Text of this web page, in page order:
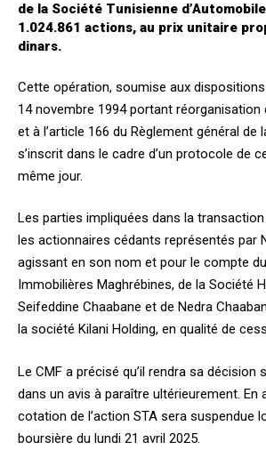
de la Société Tunisienne
1.024.861 actions, au prix unitaire
dinars.
Cette opération, soumise aux
14 novembre 1994 portant réorganisation
et à l’article 166 du Règlement général de
s’inscrit dans le cadre d’un protocole de
même jour.
Les parties impliquées dans la transaction
les actionnaires cédants représentés par
agissant en son nom et pour le compte
Immobilières Maghrébines, de la Société
Seifeddine Chaabane et de Nedra
la société Kilani Holding, en qualité de
Le CMF a précisé qu’il rendra sa décision
dans un avis à paraître ultérieurement. En
cotation de l’action STA sera suspendue
boursière du lundi 21 avril 2025.